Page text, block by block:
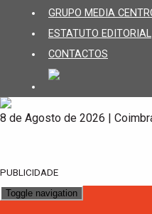
GRUPO MEDIA
ESTATUTO EDITORIAL
CONTACTOS
8 de Agosto de 2026 |
PUBLICIDADE
Toggle navigation